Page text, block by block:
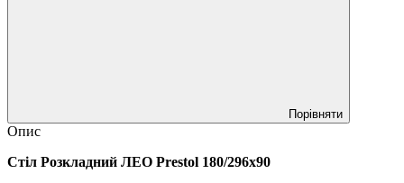
Порівняти
Опис
Стіл Розкладний ЛЕО Prestol 180/296x90